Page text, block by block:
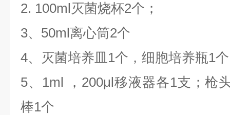
2. 100ml灭菌烧杯2个；
3、50ml离心筒2个
4、灭菌培养皿1个，细胞培养瓶1
5、1ml ，200μl移液器各1支；枪
棒1个